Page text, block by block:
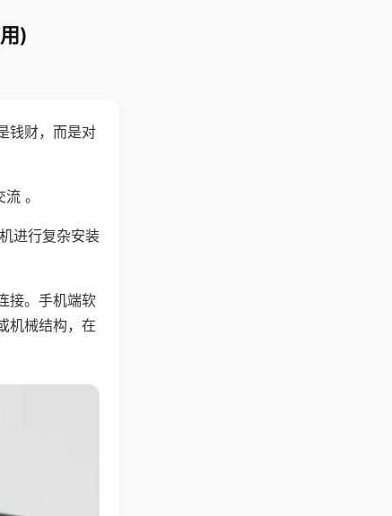
)
钱财，而是对
。
进行复杂安装
接。手机端软
机械结构，在